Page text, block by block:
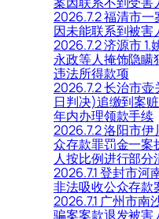
2026.7.2 福清市
因未能联系到被害
2026.7.2 济源市 1.
永政等人掩饰隐瞒
违法所得款项
2026.7.2 长治市壶
日判决)追缴到案
年内办理领款手续
2026.7.2 洛阳市
众存款罪罚金一
人按比例进行部分
2026.7.1 登封市河
非法吸收公众存款
2026.7.1 广州市南
骗案案款退发被害